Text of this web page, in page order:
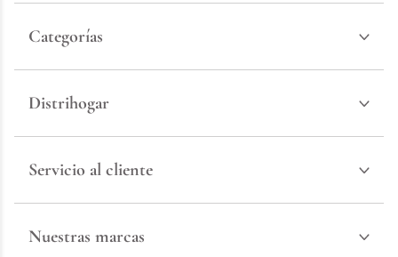
Categorías
Distrihogar
Servicio al cliente
Nuestras marcas